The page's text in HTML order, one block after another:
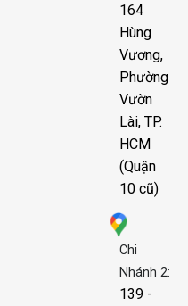
164
Hùng
Vương,
Phường
Vườn
Lài, TP.
HCM
(Quận
10 cũ)
Chi
Nhánh 2:
139 -